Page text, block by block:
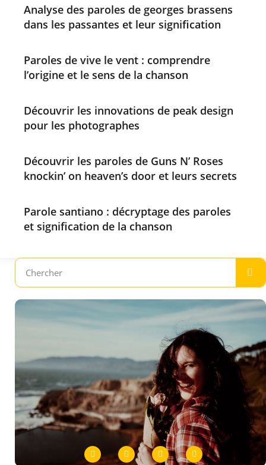
Analyse des paroles de georges brassens
dans les passantes et leur signification
Paroles de vive le vent : comprendre
l’origine et le sens de la chanson
Découvrir les innovations de peak design
pour les photographes
Découvrir les paroles de Guns N’ Roses
knockin’ on heaven’s door et leurs secrets
Parole santiano : décryptage des paroles
et signification de la chanson